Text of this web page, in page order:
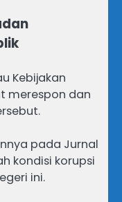
Kebijakan
merespon dan
pada Jurnal
kondisi korupsi
ini.